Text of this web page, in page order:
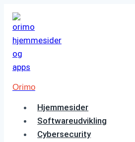
Fortsæt
indhold
Orimo
Hjemmesider
Softwareudvikling
Cybersecurity